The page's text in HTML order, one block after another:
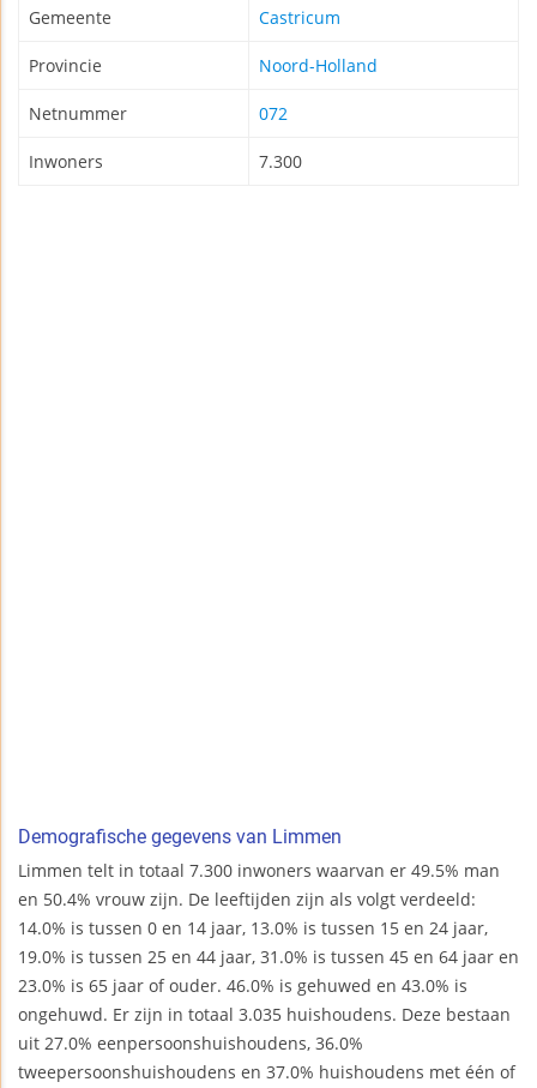
Gemeente Castricum
Provincie Noord-Holland
Netnummer 072
Inwoners 7.300
Demografische gegevens van Limmen
Limmen telt in totaal 7.300 inwoners waarvan er 49.5% man
en 50.4% vrouw zijn. De leeftijden zijn als volgt verdeeld:
14.0% is tussen 0 en 14 jaar, 13.0% is tussen 15 en 24 jaar,
19.0% is tussen 25 en 44 jaar, 31.0% is tussen 45 en 64 jaar en
23.0% is 65 jaar of ouder. 46.0% is gehuwed en 43.0% is
ongehuwd. Er zijn in totaal 3.035 huishoudens. Deze bestaan
uit 27.0% eenpersoonshuishoudens, 36.0%
tweepersoonshuishoudens en 37.0% huishoudens met één of